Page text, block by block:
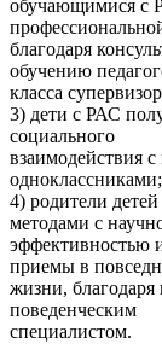
обучающимися с
благодаря
обучению
класса
3) дети с РАС
социального
взаимодействия
одноклассниками;
4) родители
методами с
эффективностью
приемы в
жизни,
поведенческим
специалистом.